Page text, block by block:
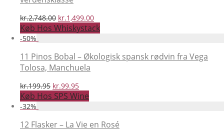
kr.2,748.00 Den
oprindelige
pris
kr.2,748.00.
kr.1,499.00Den
aktuelle
pris
kr.1,499.00.
Køb Hos Whiskystack
-50%
11 Pinos Bobal – Økologisk spansk rødvin fra Vega
Tolosa, Manchuela
kr.199.95 Den
oprindelige
pris
kr.199.95.
kr.99.95Den
aktuelle
pris
kr.99.95.
Køb Hos SPS Wine
-32%
12 Flasker – La Vie en Rosé